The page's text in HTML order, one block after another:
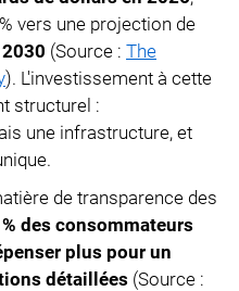
vers une projection de
(Source : The
). L'investissement à cette
structurel :
une infrastructure, et
de transparence des
des consommateurs
plus pour un
détaillées (Source :